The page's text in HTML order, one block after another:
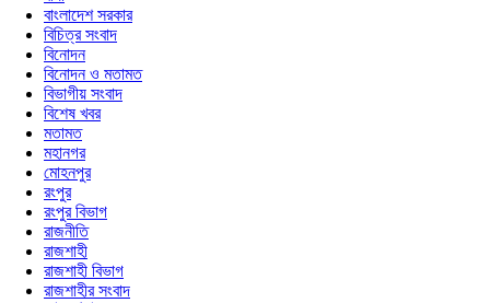
বাংলাদেশ সরকার
বিচিত্র সংবাদ
বিনোদন
বিনোদন ও মতামত
বিভাগীয় সংবাদ
বিশেষ খবর
মতামত
মহানগর
মোহনপুর
রংপুর
রংপুর বিভাগ
রাজনীতি
রাজশাহী
রাজশাহী বিভাগ
রাজশাহীর সংবাদ